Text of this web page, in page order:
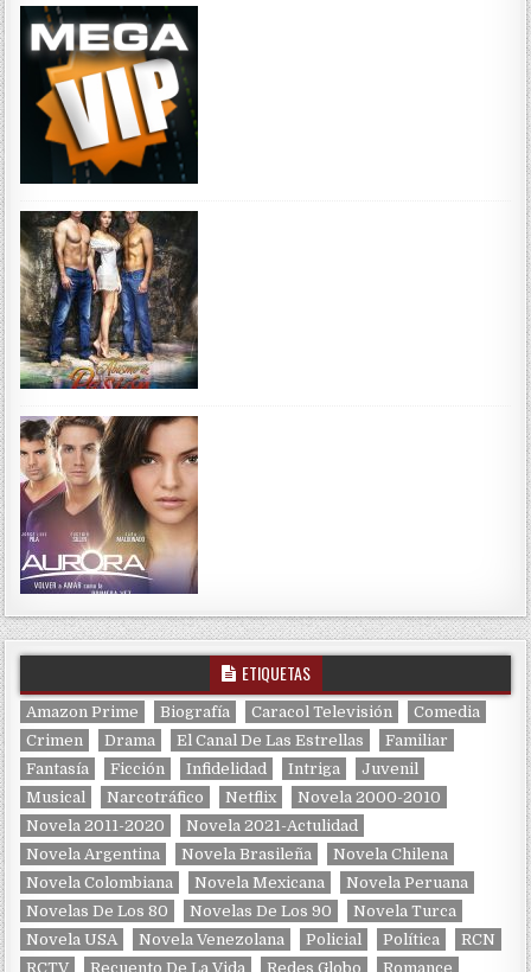
ETIQUETAS
Amazon Prime Biografía Caracol Televisión
Comedia
Crimen
Drama El Canal De Las Estrellas
Familiar
Fantasía
Ficción Infidelidad Intriga
Juvenil
Musical
Narcotráfico Netflix
Novela 2000-2010
Novela 2011-2020
Novela 2021-Actulidad
Novela Argentina
Novela Brasileña
Novela Chilena
Novela Colombiana
Novela Mexicana
Novela Peruana
Novelas De Los 80
Novelas De Los 90
Novela Turca
Novela USA
Novela Venezolana Policial Política
RCN
RCTV
Recuento De La Vida Redes Globo Romance